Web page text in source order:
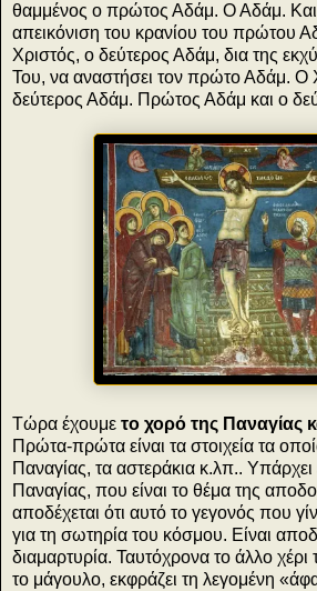
θαμμένος ο πρώτος Αδάμ. Ο Αδάμ. Και
απεικόνιση του κρανίου του πρώτου
Χριστός, ο δεύτερος Αδάμ, δια της
Του, να αναστήσει τον πρώτο Αδάμ. Ο
δεύτερος Αδάμ. Πρώτος Αδάμ και ο
Τώρα έχουμε το χορό της Παναγίας
Πρώτα-πρώτα είναι τα στοιχεία τα
Παναγίας, τα αστεράκια κ.λπ.. Υπάρχει
Παναγίας, που είναι το θέμα της
αποδέχεται ότι αυτό το γεγονός που
για τη σωτηρία του κόσμου. Είναι
διαμαρτυρία. Ταυτόχρονα το άλλο
το μάγουλο, εκφράζει τη λεγομένη